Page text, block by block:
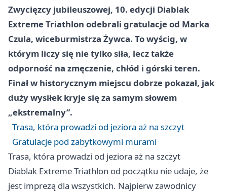
Zwycięzcy jubileuszowej, 10. edycji Diablak
Extreme Triathlon odebrali gratulacje od Marka
Czula, wiceburmistrza Żywca. To wyścig, w
którym liczy się nie tylko siła, lecz także
odporność na zmęczenie, chłód i górski teren.
Finał w historycznym miejscu dobrze pokazał, jak
duży wysiłek kryje się za samym słowem
„ekstremalny”.
Trasa, która prowadzi od jeziora aż na szczyt
Gratulacje pod zabytkowymi murami
Trasa, która prowadzi od jeziora aż na szczyt
Diablak Extreme Triathlon od początku nie udaje, że
jest imprezą dla wszystkich. Najpierw zawodnicy